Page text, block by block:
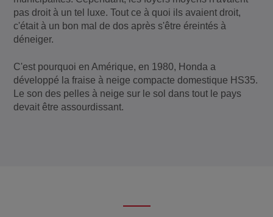
pas droit à un tel luxe. Tout ce à quoi ils avaient droit,
c'était à un bon mal de dos après s'être éreintés à
déneiger.
C'est pourquoi en Amérique, en 1980, Honda a
développé la fraise à neige compacte domestique HS35.
Le son des pelles à neige sur le sol dans tout le pays
devait être assourdissant.